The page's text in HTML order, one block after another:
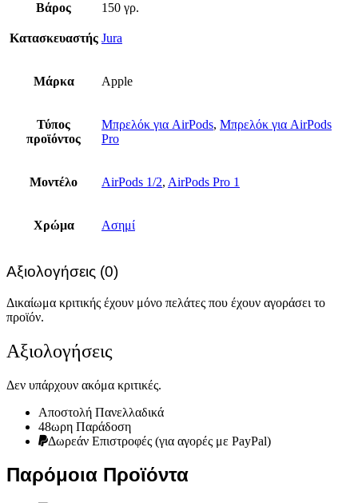
Βάρος 150 γρ.
Κατασκευαστής Jura
Μάρκα Apple
Τύπος
προϊόντος
Μπρελόκ για AirPods, Μπρελόκ για AirPods
Pro
Μοντέλο AirPods 1/2, AirPods Pro 1
Χρώμα Ασημί
Αξιολογήσεις (0)
Δικαίωμα κριτικής έχουν μόνο πελάτες που έχουν αγοράσει το
προϊόν.
Αξιολογήσεις
Δεν υπάρχουν ακόμα κριτικές.
Αποστολή Πανελλαδικά
48ωρη Παράδοση
Δωρεάν Eπιστροφές (για αγορές με PayPal)
Παρόμοια Προϊόντα